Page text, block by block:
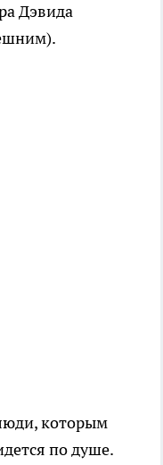
Дэвида
которым
по душе.